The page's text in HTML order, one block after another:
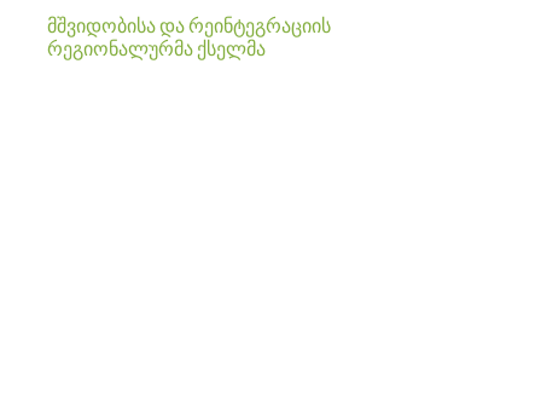
მშვიდობისა და რეინტეგრაციის
რეგიონალურმა ქსელმა